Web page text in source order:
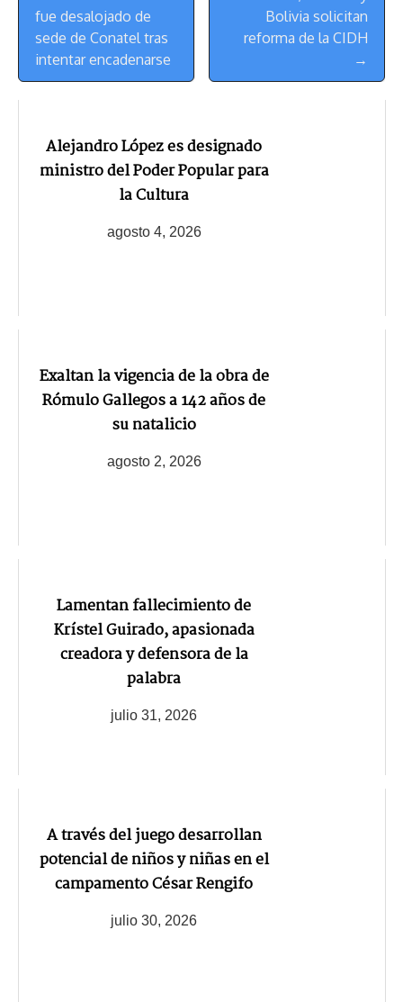
t
de
Navegación
fue desalojado de
sede de Conatel tras
intentar encadenarse
Bolivia solicitan
reforma de la CIDH
→
Alejandro López es designado
ministro del Poder Popular para
la Cultura
agosto 4, 2026
Exaltan la vigencia de la obra de
Rómulo Gallegos a 142 años de
su natalicio
agosto 2, 2026
Lamentan fallecimiento de
Krístel Guirado, apasionada
creadora y defensora de la
palabra
julio 31, 2026
A través del juego desarrollan
potencial de niños y niñas en el
campamento César Rengifo
julio 30, 2026